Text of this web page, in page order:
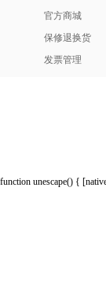
官方商城
保修退换货
发票管理
function unescape() {